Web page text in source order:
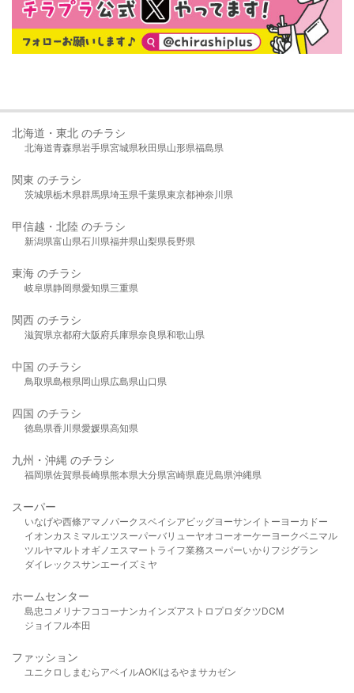
北海道・東北 のチラシ
北海道青森県岩手県宮城県秋田県山形県福島県
関東 のチラシ
茨城県栃木県群馬県埼玉県千葉県東京都神奈川県
甲信越・北陸 のチラシ
新潟県富山県石川県福井県山梨県長野県
東海 のチラシ
岐阜県静岡県愛知県三重県
関西 のチラシ
滋賀県京都府大阪府兵庫県奈良県和歌山県
中国 のチラシ
鳥取県島根県岡山県広島県山口県
四国 のチラシ
徳島県香川県愛媛県高知県
九州・沖縄 のチラシ
福岡県佐賀県長崎県熊本県大分県宮崎県鹿児島県沖縄県
スーパー
いなげや西條アマノパークスベイシア ビッグヨーサンイトーヨーカドー
イオンカスミ マルエツスーパーバリューヤオコーオーケー ヨークベニマル
ツルヤマルト オギノ エスマート ライフ業務スーパーいかり フジグラン
ダイレックスサンエーイズミヤ
ホームセンター
島忠 コメリ ナフコ コーナンカインズアストロプロダクツDCM
ジョイフル本田
ファッション
ユニクロ しまむら アベイルAOKIはるやま サカゼン